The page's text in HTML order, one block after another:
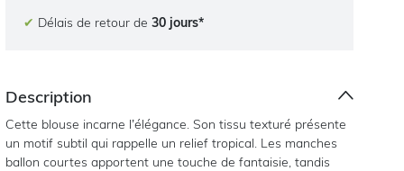
✔ Délais de retour de30 jours*
Description
Cette blouse incarne l’élégance. Son tissu texturé présente
un motif subtil qui rappelle un relief tropical. Les manches
ballon courtes apportent une touche de fantaisie, tandis